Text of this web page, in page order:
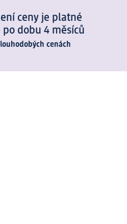
ceny je platné
dobu 4 měsíců
cenách